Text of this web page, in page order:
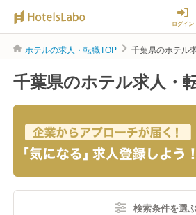
ログイン
ホテルの求人・転職TOP 千葉県のホテル
千葉県のホテル求人・
検索条件を選ぶ